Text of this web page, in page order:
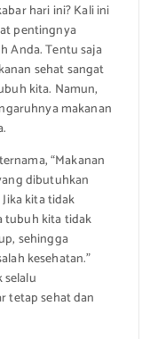
hari ini? Kali ini
pentingnya
Anda. Tentu saja
sehat sangat
kita. Namun,
makanan
“Makanan
dibutuhkan
kita tidak
tubuh kita tidak
sehingga
kesehatan.”
tetap sehat dan